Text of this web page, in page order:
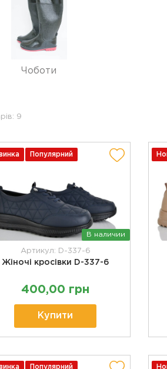
Чоботи
9
Популярний
В наличии
Артикул: D-337-6
Жіночі кросівки D-337-6
400,00 грн
Купити
Популярний